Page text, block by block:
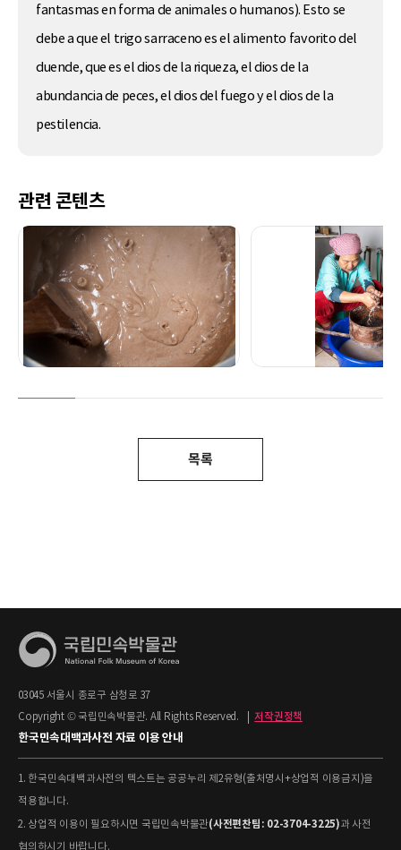
fantasmas en forma de animales o humanos). Esto se
debe a que el trigo sarraceno es el alimento favorito del
duende, que es el dios de la riqueza, el dios de la
abundancia de peces, el dios del fuego y el dios de la
pestilencia.
관련 콘텐츠
목록
03045 서울시 종로구 삼청로 37
Copyright © 국립민속박물관. All Rights Reserved.
저작권정책
한국민속대백과사전 자료 이용 안내
1. 한국민속대백과사전의 텍스트는 공공누리 제2유형(출처명시+상업적 이용금지)을
적용합니다.
2. 상업적 이용이 필요하시면 국립민속박물관(사전편찬팀: 02-3704-3225)과 사전
협의하시기 바랍니다.